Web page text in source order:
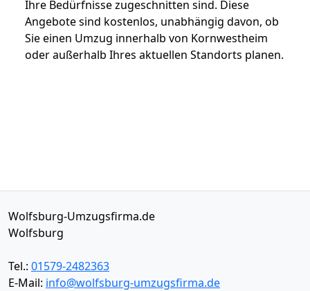
Ihre Bedürfnisse zugeschnitten sind. Diese
Angebote sind kostenlos, unabhängig davon, ob
Sie einen Umzug innerhalb von Kornwestheim
oder außerhalb Ihres aktuellen Standorts planen.
Wolfsburg-Umzugsfirma.de
Wolfsburg
Tel.: 01579-2482363
E-Mail: info@wolfsburg-umzugsfirma.de